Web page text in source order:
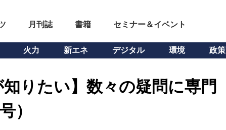
月刊誌 書籍 セミナー＆イベント
火力 新エネ デジタル 環境 政策
知りたい】数々の疑問に専門
）